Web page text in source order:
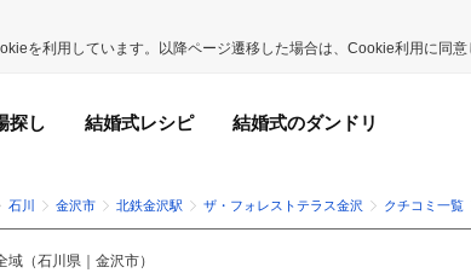
を利用しています。以降ページ遷移した場合は、Cookie利用に同意
探し 結婚式レシピ 結婚式のダンドリ
石川 金沢市 北鉄金沢駅 ザ・フォレストテラス金沢 クチコミ一覧
域 （石川県 金沢市）